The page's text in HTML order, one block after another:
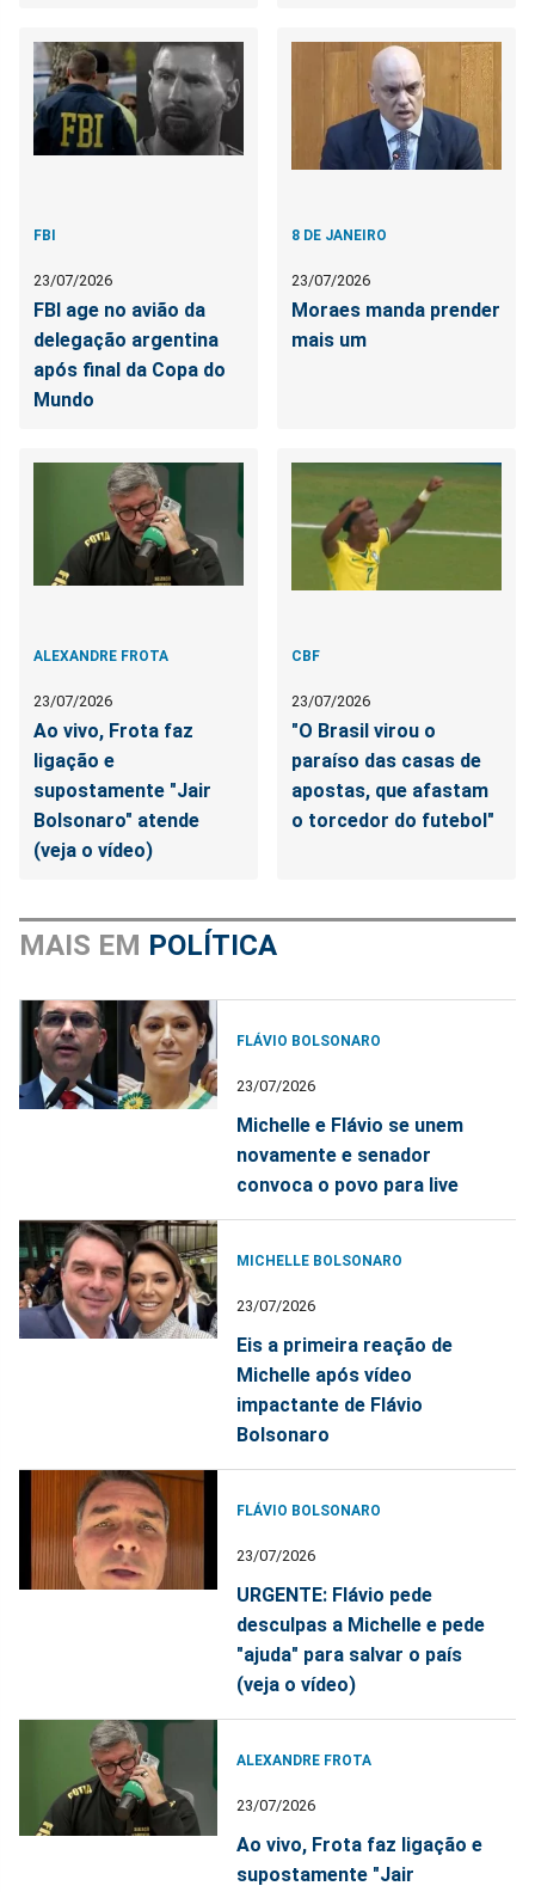
FBI
23/07/2026
FBI age no avião da
delegação argentina
após final da Copa do
Mundo
8 DE JANEIRO
23/07/2026
Moraes manda prender
mais um
ALEXANDRE FROTA
23/07/2026
Ao vivo, Frota faz
ligação e
supostamente "Jair
Bolsonaro" atende
(veja o vídeo)
CBF
23/07/2026
"O Brasil virou o
paraíso das casas de
apostas, que afastam
o torcedor do futebol"
MAIS EM POLÍTICA
FLÁVIO BOLSONARO
23/07/2026
Michelle e Flávio se unem
novamente e senador
convoca o povo para live
MICHELLE BOLSONARO
23/07/2026
Eis a primeira reação de
Michelle após vídeo
impactante de Flávio
Bolsonaro
FLÁVIO BOLSONARO
23/07/2026
URGENTE: Flávio pede
desculpas a Michelle e pede
"ajuda" para salvar o país
(veja o vídeo)
ALEXANDRE FROTA
23/07/2026
Ao vivo, Frota faz ligação e
supostamente "Jair